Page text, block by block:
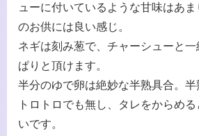
ューに付いているような甘味はあ
のお供には良い感じ。
ネギは刻み葱で、チャーシューと
ぱりと頂けます。
半分のゆで卵は絶妙な半熟具合。半
トロトロでも無し、タレをからめ
いです。